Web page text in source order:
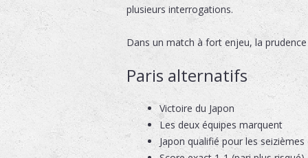
plusieurs interrogations.
Dans un match à fort enjeu, la
Paris alternatifs
Victoire du Japon
Les deux équipes marquent
Japon qualifié pour les